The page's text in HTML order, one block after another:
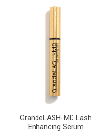
GrandeLASH-MD Lash
Enhancing Serum